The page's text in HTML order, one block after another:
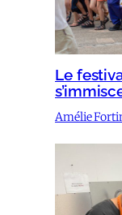
Le
Amélie